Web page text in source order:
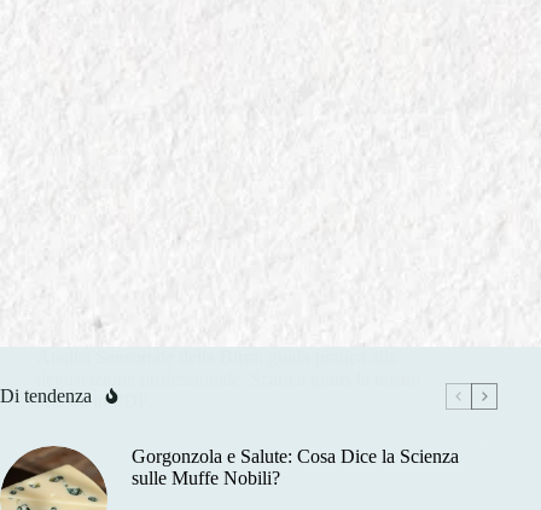
Degustazione della Birra
Professionale [PDF Gratis]
scheda in PDF.
Di tendenza
Gorgonzola e Salute: Cosa Dice la Scienza
sulle Muffe Nobili?